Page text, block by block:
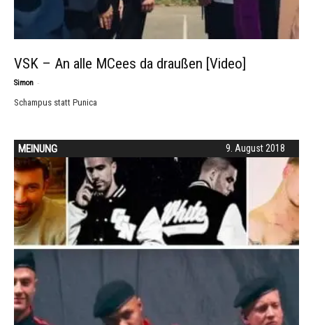
VSK – An alle MCees da draußen [Video]
Simon -
Schampus statt Punica
9. August 2018
MEINUNG